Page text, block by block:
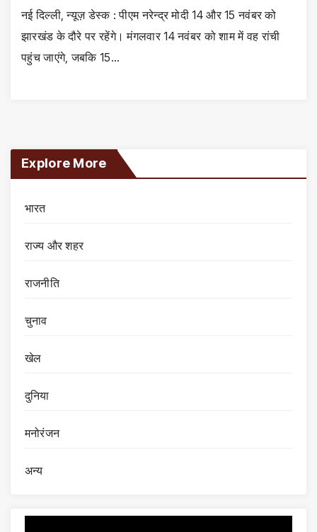
नई दिल्ली, न्यूज़ डेस्क : पीएम नरेन्द्र मोदी 14 और 15 नवंबर को
झारखंड के दौरे पर रहेंगे। मंगलवार 14 नवंबर को शाम में वह रांची
पहुंच जाएंगे, जबकि 15…
Explore More
भारत
राज्य और शहर
राजनीति
चुनाव
खेल
दुनिया
मनोरंजन
अन्य